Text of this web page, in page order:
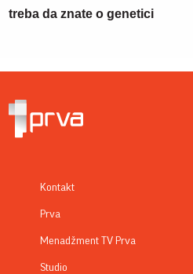
treba da znate o genetici
Kontakt
Prva
Menadžment TV Prva
Studio